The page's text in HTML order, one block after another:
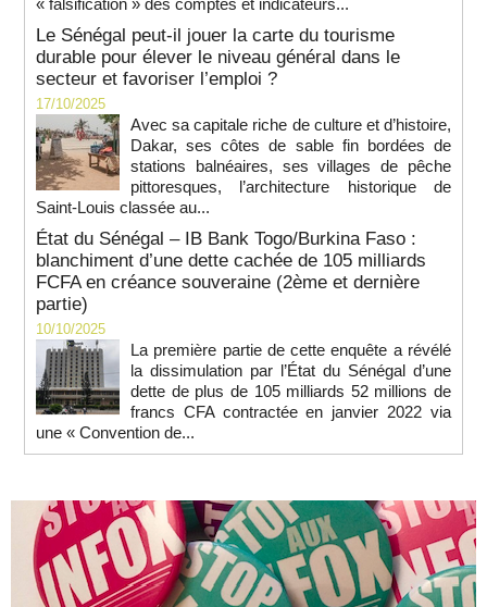
Le Sénégal peut-il jouer la carte du tourisme
durable pour élever le niveau général dans le
secteur et favoriser l’emploi ?
17/10/2025
Avec sa capitale riche de culture et d’histoire,
Dakar, ses côtes de sable fin bordées de
stations balnéaires, ses villages de pêche
pittoresques, l’architecture historique de
Saint-Louis classée au...
État du Sénégal – IB Bank Togo/Burkina Faso :
blanchiment d’une dette cachée de 105 milliards
FCFA en créance souveraine (2ème et dernière
partie)
10/10/2025
La première partie de cette enquête a révélé
la dissimulation par l’État du Sénégal d’une
dette de plus de 105 milliards 52 millions de
francs CFA contractée en janvier 2022 via
une « Convention de...